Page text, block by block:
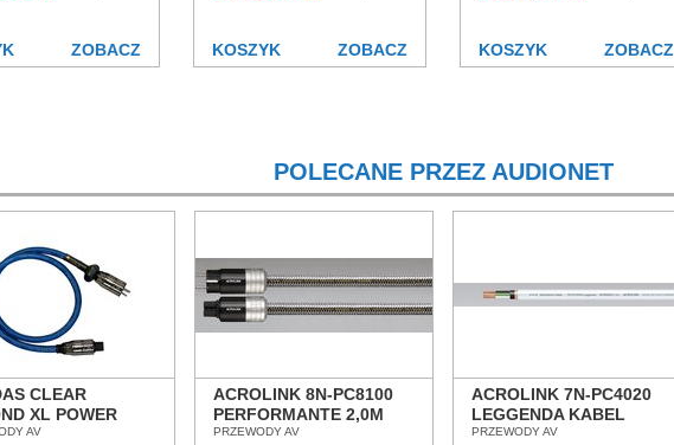
ZOBACZ KOSZYK ZOBACZ KOSZYK ZOBACZ
POLECANE PRZEZ AUDIONET
CLEAR
XL POWER
2,0M PRZEWÓD
AV
ACROLINK 8N-PC8100
PERFORMANTE 2,0M
KABEL ZASILAJĄCY
PRZEWODY AV
ACROLINK 7N-PC4020
LEGGENDA KABEL
ZASILAJĄCY Z METRA
PRZEWODY AV